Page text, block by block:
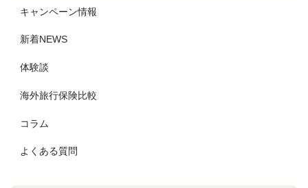
キャンペーン情報
新着NEWS
体験談
海外旅行保険比較
コラム
よくある質問